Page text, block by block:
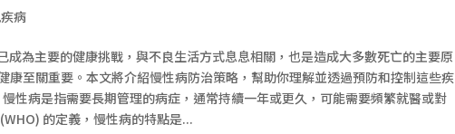
病
為主要的健康挑戰，與不良生活方式息息相關，也是造成大多數死亡的主要原
康至關重要。本文將介紹慢性病防治策略，幫助你理解並透過預防和控制這些疾
性病是指需要長期管理的病症，通常持續一年或更久，可能需要頻繁就醫或對
的定義，慢性病的特點是...